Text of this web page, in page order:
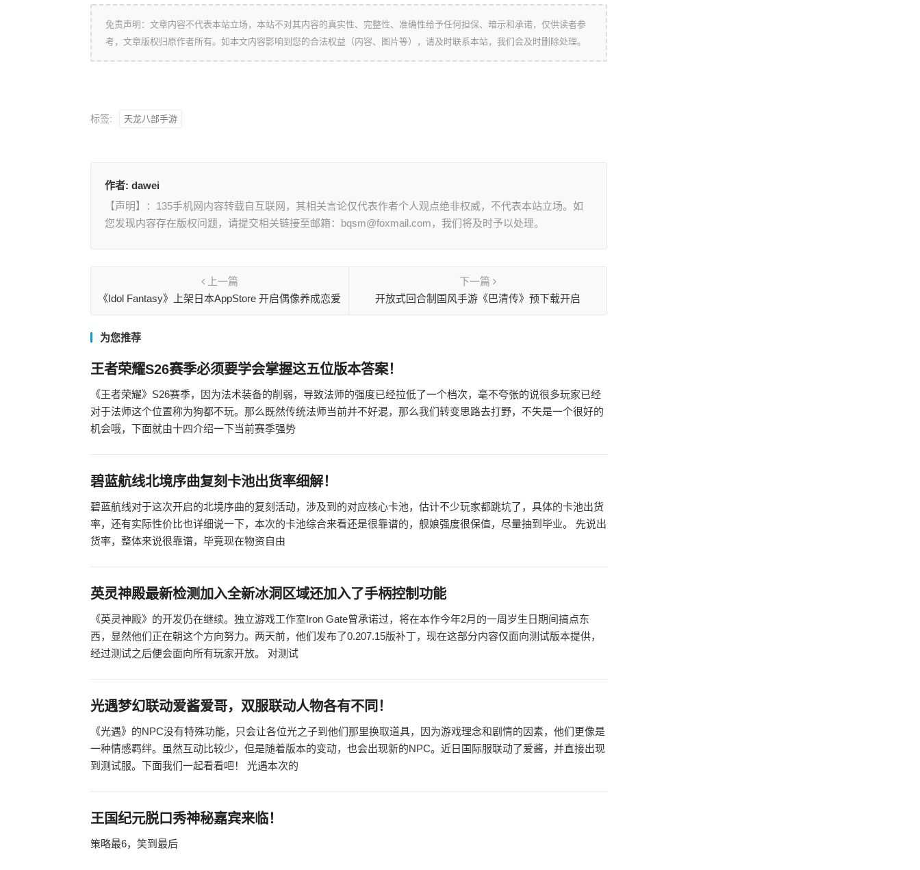
免责声明：文章内容不代表本站立场，本站不对其内容的真实性、完整性、准确性给予任何担保、暗示和承诺，仅供读者参
考，文章版权归原作者所有。如本文内容影响到您的合法权益（内容、图片等），请及时联系本站，我们会及时删除处理。
标签: 天龙八部手游
作者: dawei
【声明】：135手机网内容转载自互联网，其相关言论仅代表作者个人观点绝非权威，不代表本站立场。如
您发现内容存在版权问题，请提交相关链接至邮箱：bqsm@foxmail.com，我们将及时予以处理。
上一篇
《Idol Fantasy》上架日本AppStore 开启偶像养成恋爱
下一篇
开放式回合制国风手游《巴清传》预下载开启
为您推荐
王者荣耀S26赛季必须要学会掌握这五位版本答案！
《王者荣耀》S26赛季，因为法术装备的削弱，导致法师的强度已经拉低了一个档次，毫不夸张的说很多玩家已经
对于法师这个位置称为狗都不玩。那么既然传统法师当前并不好混，那么我们转变思路去打野，不失是一个很好的
机会哦，下面就由十四介绍一下当前赛季强势
碧蓝航线北境序曲复刻卡池出货率细解！
碧蓝航线对于这次开启的北境序曲的复刻活动，涉及到的对应核心卡池，估计不少玩家都跳坑了，具体的卡池出货
率，还有实际性价比也详细说一下，本次的卡池综合来看还是很靠谱的，舰娘强度很保值，尽量抽到毕业。 先说出
货率，整体来说很靠谱，毕竟现在物资自由
英灵神殿最新检测加入全新冰洞区域还加入了手柄控制功能
《英灵神殿》的开发仍在继续。独立游戏工作室Iron Gate曾承诺过，将在本作今年2月的一周岁生日期间搞点东
西，显然他们正在朝这个方向努力。两天前，他们发布了0.207.15版补丁，现在这部分内容仅面向测试版本提供，
经过测试之后便会面向所有玩家开放。 对测试
光遇梦幻联动爱酱爱哥，双服联动人物各有不同！
《光遇》的NPC没有特殊功能，只会让各位光之子到他们那里换取道具，因为游戏理念和剧情的因素，他们更像是
一种情感羁绊。虽然互动比较少，但是随着版本的变动，也会出现新的NPC。近日国际服联动了爱酱，并直接出现
到测试服。下面我们一起看看吧！ 光遇本次的
王国纪元脱口秀神秘嘉宾来临！
策略最6，笑到最后